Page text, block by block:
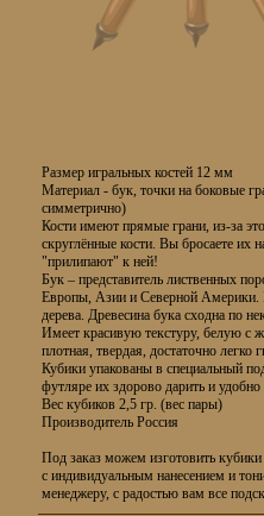
Размер игральных костей 12 мм
Материал - бук, точки на боковые
симметрично)
Кости имеют прямые грани, из-за
скруглённые кости. Вы бросаете их
"прилипают" к ней!
Бук – представитель лиственных
Европы, Азии и Северной Америки.
дерева. Древесина бука сходна по
Имеет красивую текстуру, белую с
плотная, твердая, достаточно легко
Кубики упакованы в специальный
футляре их здорово дарить и удобно
Вес кубиков 2,5 гр. (вес пары)
Производитель Россия
Под заказ можем изготовить
с индивидуальным нанесением и
менеджеру, с радостью вам все